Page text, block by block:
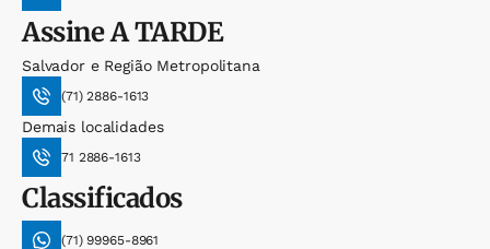
AssineA TARDE
Salvador e Região Metropolitana
(71) 2886-1613
Demais localidades
71 2886-1613
Classificados
(71) 99965-8961